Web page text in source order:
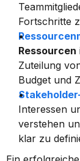
Fortschritte
Ressourcen
Zuteilung
Budget und
Interessen
verstehen
klar zu